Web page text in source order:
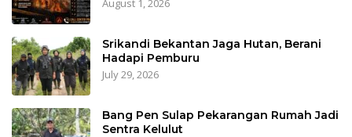
August 1, 2026
Srikandi Bekantan Jaga Hutan, Berani
Hadapi Pemburu
July 29, 2026
Bang Pen Sulap Pekarangan Rumah Jadi
Sentra Kelulut